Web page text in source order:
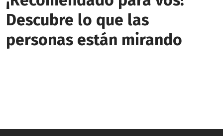
Descubre lo que las
personas están mirando